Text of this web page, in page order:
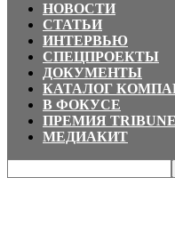
НОВОСТИ
СТАТЬИ
ИНТЕРВЬЮ
СПЕЦПРОЕКТЫ
ДОКУМЕНТЫ
КАТАЛОГ
В ФОКУСЕ
ПРЕМИЯ TRIBUNE
МЕДИАКИТ